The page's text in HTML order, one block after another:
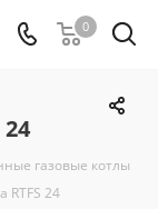
0
газовые котлы
RTFS 24